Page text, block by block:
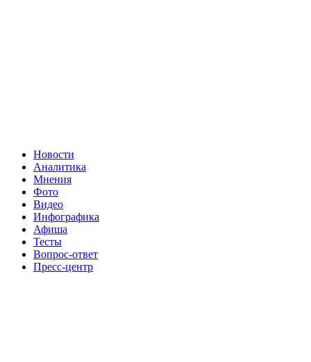
Новости
Аналитика
Мнения
Фото
Видео
Инфографика
Афиша
Тесты
Вопрос-ответ
Пресс-центр